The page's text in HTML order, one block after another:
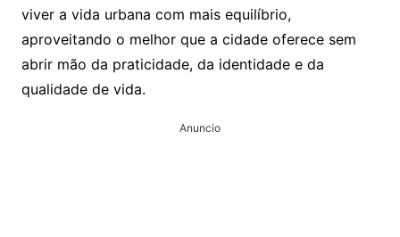
viver a vida urbana com mais equilíbrio,
aproveitando o melhor que a cidade oferece sem
abrir mão da praticidade, da identidade e da
qualidade de vida.
Anuncio